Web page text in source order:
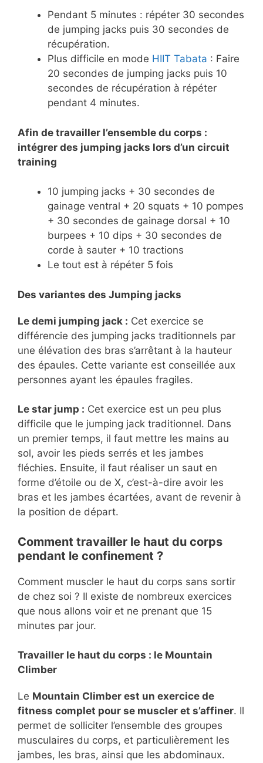
Pendant 5 minutes : répéter 30 secondes
de jumping jacks puis 30 secondes de
récupération.
Plus difficile en mode HIIT Tabata : Faire
20 secondes de jumping jacks puis 10
secondes de récupération à répéter
pendant 4 minutes.
Afin de travailler l’ensemble du corps :
intégrer des jumping jacks lors d’un circuit
training
10 jumping jacks + 30 secondes de
gainage ventral + 20 squats + 10 pompes
+ 30 secondes de gainage dorsal + 10
burpees + 10 dips + 30 secondes de
corde à sauter + 10 tractions
Le tout est à répéter 5 fois
Des variantes des Jumping jacks
Le demi jumping jack : Cet exercice se
différencie des jumping jacks traditionnels par
une élévation des bras s’arrêtant à la hauteur
des épaules. Cette variante est conseillée aux
personnes ayant les épaules fragiles.
Le star jump : Cet exercice est un peu plus
difficile que le jumping jack traditionnel. Dans
un premier temps, il faut mettre les mains au
sol, avoir les pieds serrés et les jambes
fléchies. Ensuite, il faut réaliser un saut en
forme d’étoile ou de X, c’est-à-dire avoir les
bras et les jambes écartées, avant de revenir à
la position de départ.
Comment travailler le haut du corps
pendant le confinement ?
Comment muscler le haut du corps sans sortir
de chez soi ? Il existe de nombreux exercices
que nous allons voir et ne prenant que 15
minutes par jour.
Travailler le haut du corps : le Mountain
Climber
Le Mountain Climber est un exercice de
fitness complet pour se muscler et s’affiner. Il
permet de solliciter l’ensemble des groupes
musculaires du corps, et particulièrement les
jambes, les bras, ainsi que les abdominaux.